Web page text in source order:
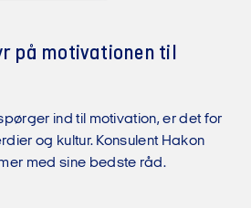
på motivationen til
ind til motivation, er det for
og kultur. Konsulent Hakon
med sine bedste råd.